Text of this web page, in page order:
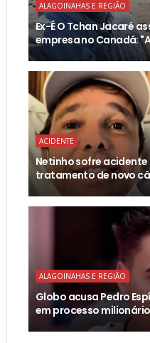
ALAGOINAHAS E REGIÃO
Ex-É O Tchan Jacaré
empresa no Canadá:
ACIDENTE
Netinho sofre
tratamento de novo
ALAGOINAHAS E REGIÃO
Globo acusa Pedro
em processo